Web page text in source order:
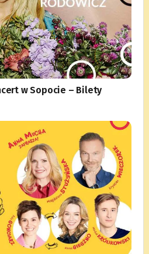
w Sopocie – Bilety